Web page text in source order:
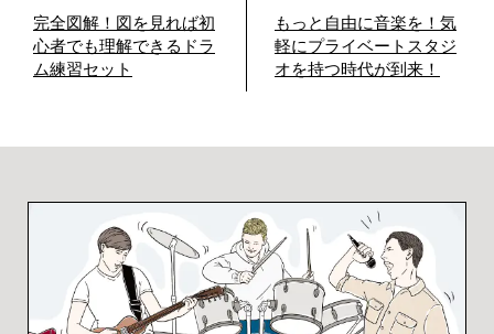
完全図解！図を見れば初
心者でも理解できるドラ
ム練習セット
もっと自由に音楽を！気
軽にプライベートスタジ
オを持つ時代が到来！